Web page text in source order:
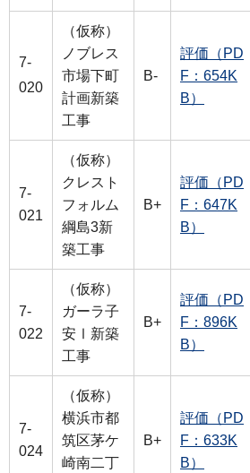
7-
020
（仮称）
ノブレス
市場下町
計画新築
工事
B-
評価（PD
F：654K
B）
7-
021
（仮称）
クレスト
フォルム
綱島3新
築工事
B+
評価（PD
F：647K
B）
7-
022
（仮称）
ガーラ子
安Ⅰ新築
工事
B+
評価（PD
F：896K
B）
7-
024
（仮称）
横浜市都
筑区茅ケ
崎南二丁
B+
評価（PD
F：633K
B）